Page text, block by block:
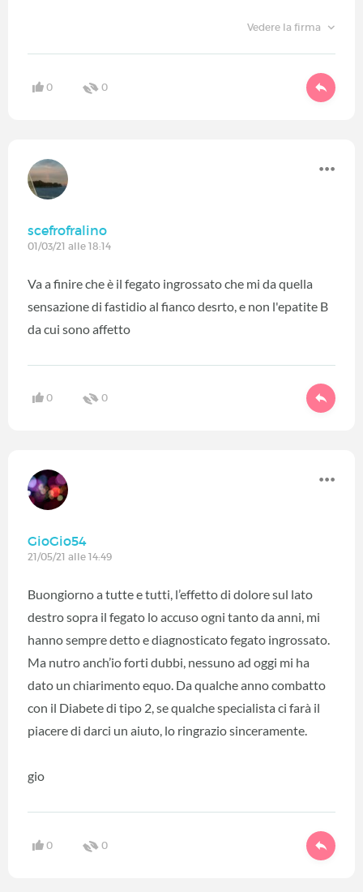
Vedere la firma
0 0
scefrofralino
01/03/21 alle 18:14
Va a finire che è il fegato ingrossato che mi da quella
sensazione di fastidio al fianco desrto, e non l'epatite B
da cui sono affetto
0 0
GioGio54
21/05/21 alle 14:49
Buongiorno a tutte e tutti, l’effetto di dolore sul lato
destro sopra il fegato lo accuso ogni tanto da anni, mi
hanno sempre detto e diagnosticato fegato ingrossato.
Ma nutro anch’io forti dubbi, nessuno ad oggi mi ha
dato un chiarimento equo. Da qualche anno combatto
con il Diabete di tipo 2, se qualche specialista ci farà il
piacere di darci un aiuto, lo ringrazio sinceramente.
gio
0 0